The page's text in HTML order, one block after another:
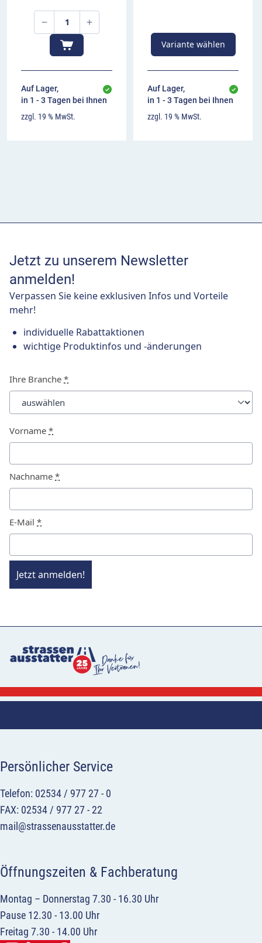
Auf Lager,
in 1 - 3 Tagen bei Ihnen
zzgl. 19 % MwSt.
Variante wählen
Auf Lager,
in 1 - 3 Tagen bei Ihnen
zzgl. 19 % MwSt.
Jetzt zu unserem Newsletter
anmelden!
Verpassen Sie keine exklusiven Infos und Vorteile
mehr!
individuelle Rabattaktionen
wichtige Produktinfos und -änderungen
Ihre Branche *
Vorname *
Nachname *
E-Mail *
Jetzt anmelden!
Persönlicher Service
Telefon: 02534 / 977 27 - 0
FAX: 02534 / 977 27 - 22
mail@strassenausstatter.de
Öffnungszeiten & Fachberatung
Montag – Donnerstag 7.30 - 16.30 Uhr
Pause 12.30 - 13.00 Uhr
Freitag 7.30 - 14.00 Uhr